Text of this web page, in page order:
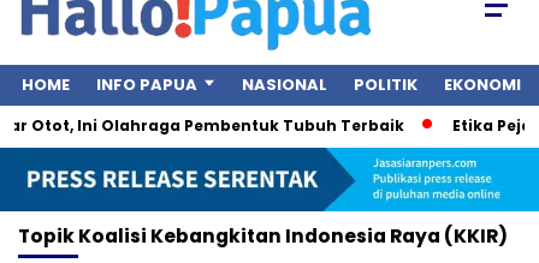
HOME INFO PAPUA NASIONAL POLITIK EKONOMI
Otot, Ini Olahraga Pembentuk Tubuh Terbaik Etika
TopikKoalisi Kebangkitan Indonesia Raya (KKIR)